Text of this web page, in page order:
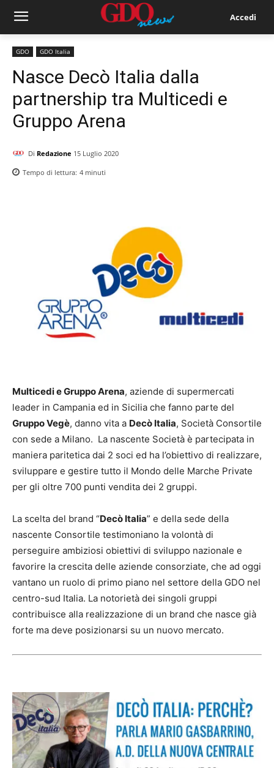
Accedi
GDO GDO Italia
Nasce Decò Italia dalla
partnership tra Multicedi e
Gruppo Arena
Di Redazione 15 Luglio 2020
Tempo di lettura: 4 minuti
Multicedi e Gruppo Arena, aziende di supermercati
leader in Campania ed in Sicilia che fanno parte del
Gruppo Vegè, danno vita a Decò Italia, Società Consortile
con sede a Milano. La nascente Società è partecipata in
maniera paritetica dai 2 soci ed ha l’obiettivo di realizzare,
sviluppare e gestire tutto il Mondo delle Marche Private
per gli oltre 700 punti vendita dei 2 gruppi.
La scelta del brand “Decò Italia” e della sede della
nascente Consortile testimoniano la volontà di
perseguire ambiziosi obiettivi di sviluppo nazionale e
favorire la crescita delle aziende consorziate, che ad oggi
vantano un ruolo di primo piano nel settore della GDO nel
centro-sud Italia. La notorietà dei singoli gruppi
contribuisce alla realizzazione di un brand che nasce già
forte ma deve posizionarsi su un nuovo mercato.